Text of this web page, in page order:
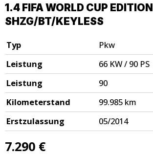
1.4 FIFA WORLD CUP EDITION
SHZG/BT/KEYLESS
Typ
Pkw
Leistung
66 KW / 90 PS
Leistung
90
Kilometerstand
99.985 km
Erstzulassung
05/2014
7.290 €